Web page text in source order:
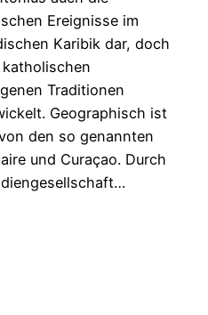
Ereignisse im
Karibik dar, doch
Traditionen
Geographisch ist
den so genannten
und Curaçao. Durch